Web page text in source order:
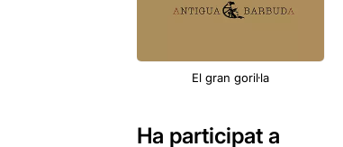
El gran goril·la
Ha participat a